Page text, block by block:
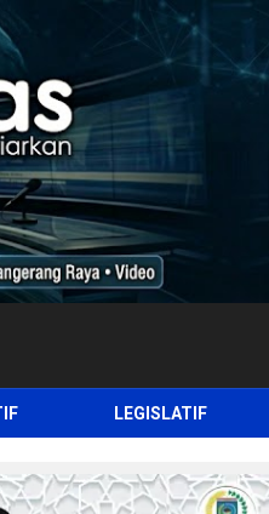
LEGISLATIF